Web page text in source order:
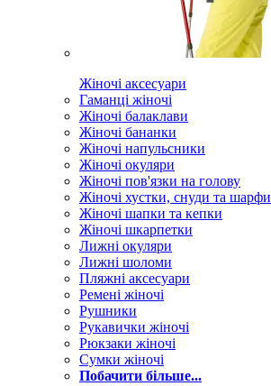
Жіночі аксесуари
Гаманці жіночі
Жіночі балаклави
Жіночі бананки
Жіночі напульсники
Жіночі окуляри
Жіночі пов'язки на голову
Жіночі хустки, снуди та шарфи
Жіночі шапки та кепки
Жіночі шкарпетки
Лижні окуляри
Лижні шоломи
Пляжні аксесуари
Ремені жіночі
Рушники
Рукавички жіночі
Рюкзаки жіночі
Сумки жіночі
Побачити більше...